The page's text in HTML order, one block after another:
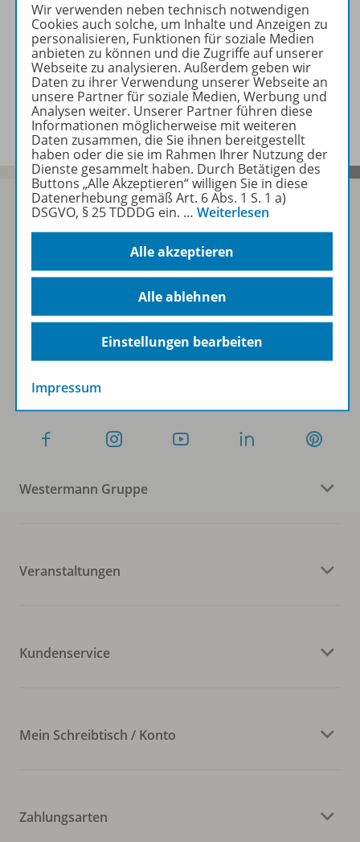
Benachrichtigungs-Service
Veranstaltungen
Zum Newsletter anmelden
Westermann Gruppe
Veranstaltungen
Kundenservice
Mein Schreibtisch / Konto
Zahlungsarten
Wir verwenden neben technisch notwendigen
Cookies auch solche, um Inhalte und Anzeigen zu
personalisieren, Funktionen für soziale Medien
anbieten zu können und die Zugriffe auf unserer
Webseite zu analysieren. Außerdem geben wir
Daten zu ihrer Verwendung unserer Webseite an
unsere Partner für soziale Medien, Werbung und
Analysen weiter. Unserer Partner führen diese
Informationen möglicherweise mit weiteren
Daten zusammen, die Sie ihnen bereitgestellt
haben oder die sie im Rahmen Ihrer Nutzung der
Dienste gesammelt haben. Durch Betätigen des
Buttons „Alle Akzeptieren“ willigen Sie in diese
Datenerhebung gemäß Art. 6 Abs. 1 S. 1 a)
DSGVO, § 25 TDDDG ein. … Weiterlesen
Alle akzeptieren
Alle ablehnen
Einstellungen bearbeiten
Impressum